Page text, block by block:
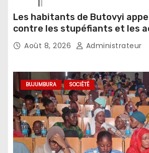
Les habitants de Butovyi
contre les stupéfiants et les
sorcellerie
Août 8, 2026 Administrateur
BUJUMBURA SOCIÉTÉ